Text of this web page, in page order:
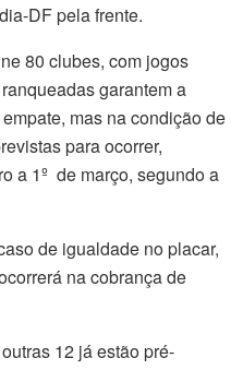
DF pela frente.
80 clubes, com jogos
garantem a
mas na condição de
para ocorrer,
a 1º de março, segundo a
de igualdade no placar,
na cobrança de
12 já estão pré-